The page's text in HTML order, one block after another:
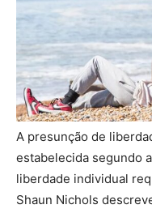
A presunção de
estabelecida segundo
liberdade individual
Shaun Nichols